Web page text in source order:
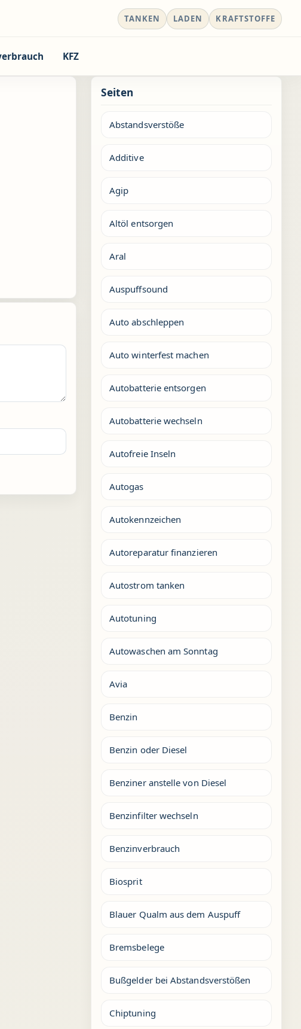
TANKEN LADEN KRAFTSTOFFE
KFZ
Seiten
Abstandsverstöße
Additive
Agip
Altöl entsorgen
Aral
Auspuffsound
Auto abschleppen
Auto winterfest machen
Autobatterie entsorgen
Autobatterie wechseln
Autofreie Inseln
Autogas
Autokennzeichen
Autoreparatur finanzieren
Autostrom tanken
Autotuning
Autowaschen am Sonntag
Avia
Benzin
Benzin oder Diesel
Benziner anstelle von Diesel
Benzinfilter wechseln
Benzinverbrauch
Biosprit
Blauer Qualm aus dem Auspuff
Bremsbelege
Bußgelder bei Abstandsverstößen
Chiptuning